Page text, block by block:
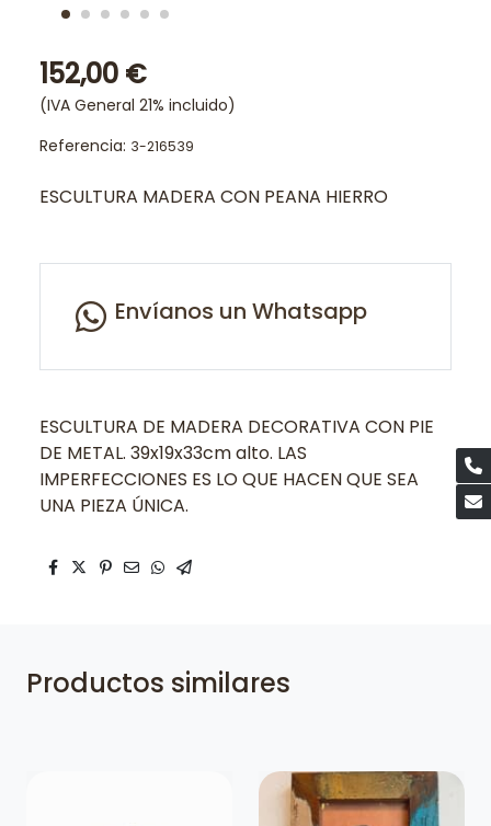
152,00 €
(IVA General 21% incluido)
Referencia: 3-216539
ESCULTURA MADERA CON PEANA HIERRO
Envíanos un Whatsapp
ESCULTURA DE MADERA DECORATIVA CON PIE
DE METAL. 39x19x33cm alto. LAS
IMPERFECCIONES ES LO QUE HACEN QUE SEA
UNA PIEZA ÚNICA.
Productos similares